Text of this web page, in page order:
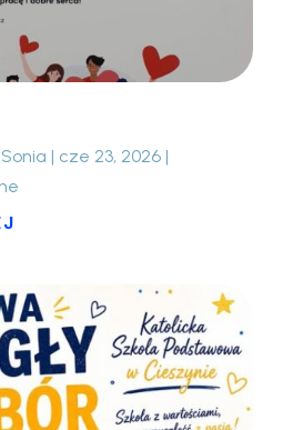
Sonia | cze 23, 2026|